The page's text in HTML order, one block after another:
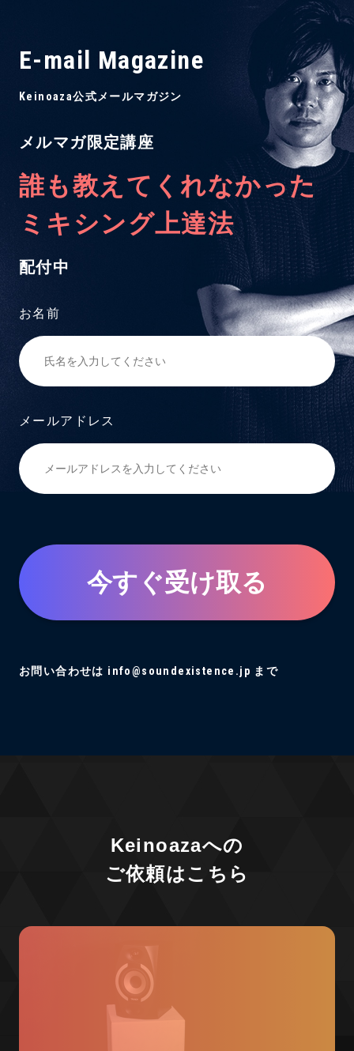
E-mail Magazine
Keinoaza公式メールマガジン
メルマガ限定講座
誰も教えてくれなかった
ミキシング上達法
配付中
お名前
メールアドレス
今すぐ受け取る
お問い合わせは info@soundexistence.jp まで
Keinoazaへの
ご依頼はこちら